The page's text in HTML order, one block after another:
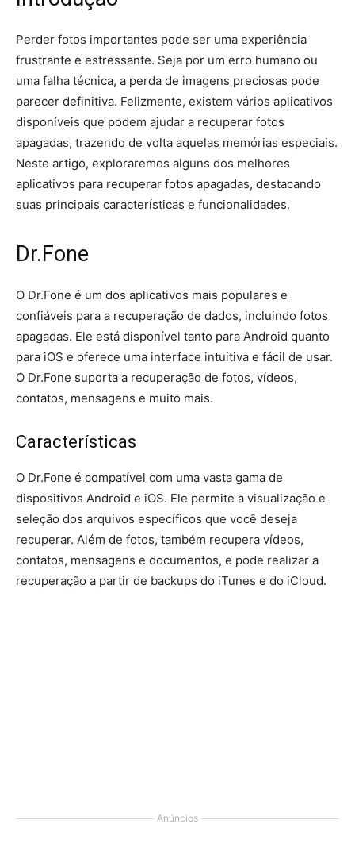
Perder fotos importantes pode ser uma experiência
frustrante e estressante. Seja por um erro humano ou
uma falha técnica, a perda de imagens preciosas pode
parecer definitiva. Felizmente, existem vários aplicativos
disponíveis que podem ajudar a recuperar fotos
apagadas, trazendo de volta aquelas memórias especiais.
Neste artigo, exploraremos alguns dos melhores
aplicativos para recuperar fotos apagadas, destacando
suas principais características e funcionalidades.
Dr.Fone
O Dr.Fone é um dos aplicativos mais populares e
confiáveis para a recuperação de dados, incluindo fotos
apagadas. Ele está disponível tanto para Android quanto
para iOS e oferece uma interface intuitiva e fácil de usar.
O Dr.Fone suporta a recuperação de fotos, vídeos,
contatos, mensagens e muito mais.
Características
O Dr.Fone é compatível com uma vasta gama de
dispositivos Android e iOS. Ele permite a visualização e
seleção dos arquivos específicos que você deseja
recuperar. Além de fotos, também recupera vídeos,
contatos, mensagens e documentos, e pode realizar a
recuperação a partir de backups do iTunes e do iCloud.
Anúncios